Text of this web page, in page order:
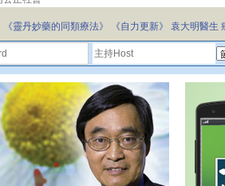
動多元化教育，全民學卷制
《靈丹妙藥的同類療法》 《自力更新》 袁大明醫生